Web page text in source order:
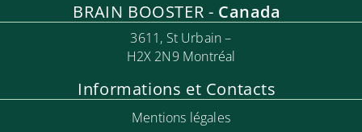
BRAIN BOOSTER - Canada
3611, St Urbain –
H2X 2N9 Montréal
Informations et Contacts
Mentions légales